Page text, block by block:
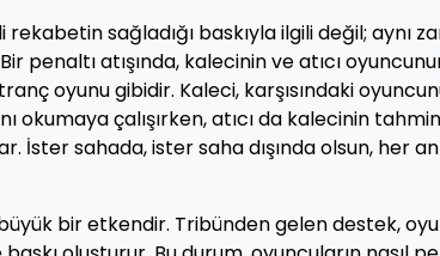
rekabetin sağladığı baskıyla ilgili değil; aynı
penaltı atışında, kalecinin ve atıcı
oyunu gibidir. Kaleci, karşısındaki
okumaya çalışırken, atıcı da kalecinin
İster sahada, ister saha dışında olsun, her
bir etkendir. Tribünden gelen destek,